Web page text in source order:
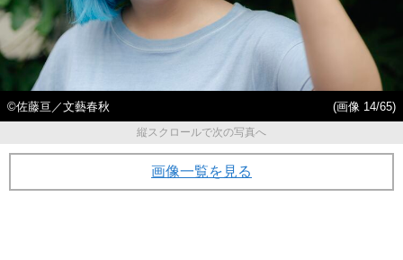
©佐藤亘／文藝春秋
(画像 14/65)
縦スクロールで次の写真へ
画像一覧を見る